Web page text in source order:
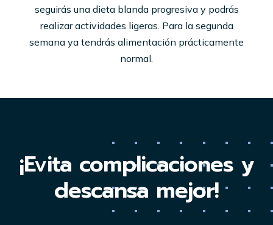
seguirás una dieta blanda progresiva y podrás
realizar actividades ligeras. Para la segunda
semana ya tendrás alimentación prácticamente
normal.
¡Evita complicaciones y
descansa mejor!